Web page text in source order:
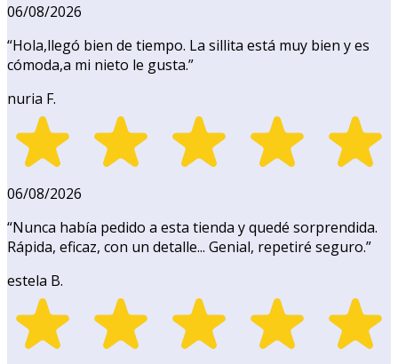
06/08/2026
“Hola,llegó bien de tiempo. La sillita está muy bien y es
cómoda,a mi nieto le gusta.”
nuria F.
06/08/2026
“Nunca había pedido a esta tienda y quedé sorprendida.
Rápida, eficaz, con un detalle... Genial, repetiré seguro.”
estela B.